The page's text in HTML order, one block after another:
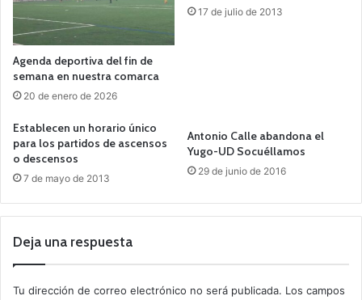
Agenda deportiva del fin de
semana en nuestra comarca
20 de enero de 2026
17 de julio de 2013
Establecen un horario único
para los partidos de ascensos
o descensos
7 de mayo de 2013
Antonio Calle abandona el
Yugo-UD Socuéllamos
29 de junio de 2016
Deja una respuesta
Tu dirección de correo electrónico no será publicada. Los campos